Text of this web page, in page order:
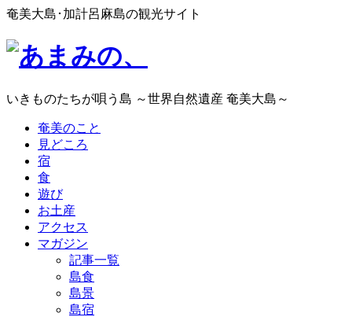
奄美大島･加計呂麻島の観光サイト
いきものたちが唄う島 ～世界自然遺産 奄美大島～
奄美のこと
見どころ
宿
食
遊び
お土産
アクセス
マガジン
記事一覧
島食
島景
島宿